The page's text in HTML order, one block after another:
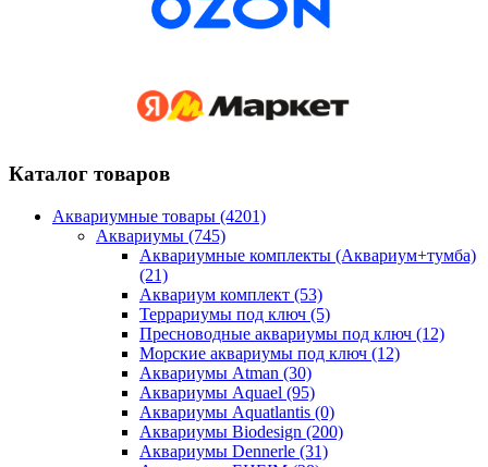
Каталог товаров
Аквариумные товары (4201)
Аквариумы (745)
Аквариумные комплекты (Аквариум+тумба)
(21)
Аквариум комплект (53)
Террариумы под ключ (5)
Пресноводные аквариумы под ключ (12)
Морские аквариумы под ключ (12)
Аквариумы Atman (30)
Аквариумы Aquael (95)
Аквариумы Aquatlantis (0)
Аквариумы Biodesign (200)
Аквариумы Dennerle (31)